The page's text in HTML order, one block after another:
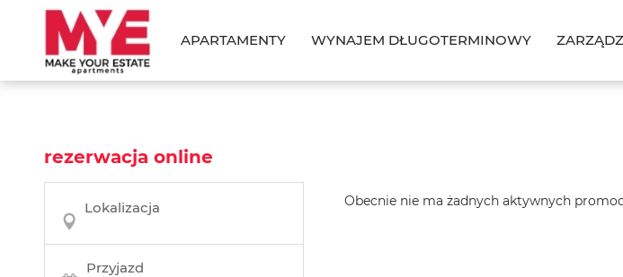
APARTAMENTY WYNAJEM DŁUGOTERMINOWY
rezerwacja online
Lokalizacja
Przyjazd
Obecnie nie ma żadnych aktywnych